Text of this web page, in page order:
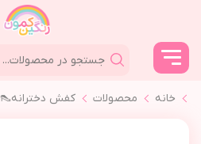
خانه محصولات کفش دخترانه👠